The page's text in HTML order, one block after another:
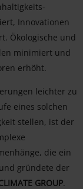
Innovationen
Ökologische und
minimiert und
erhöht.
leichter zu
eines solchen
stellen, ist der
die ein
gründete der
GROUP.